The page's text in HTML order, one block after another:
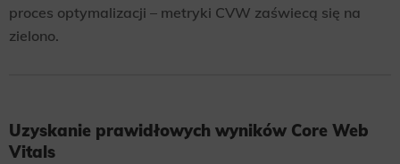
proces optymalizacji – metryki CVW zaświecą się na
zielono.
Uzyskanie prawidłowych wyników Core Web
Vitals